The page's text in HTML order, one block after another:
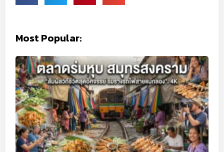
Most Popular: